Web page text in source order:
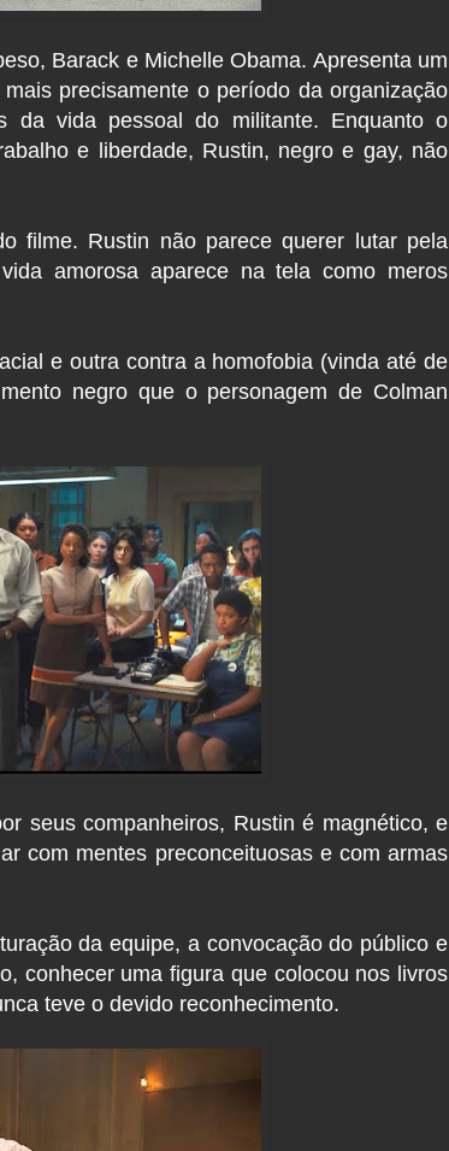
Barack e Michelle Obama. Apresenta um
precisamente o período da organização
da vida pessoal do militante. Enquanto o
e liberdade, Rustin, negro e gay, não
filme. Rustin não parece querer lutar pela
amorosa aparece na tela como meros
e outra contra a homofobia (vinda até de
negro que o personagem de Colman
seus companheiros, Rustin é magnético, e
com mentes preconceituosas e com armas
da equipe, a convocação do público e
conhecer uma figura que colocou nos livros
teve o devido reconhecimento.